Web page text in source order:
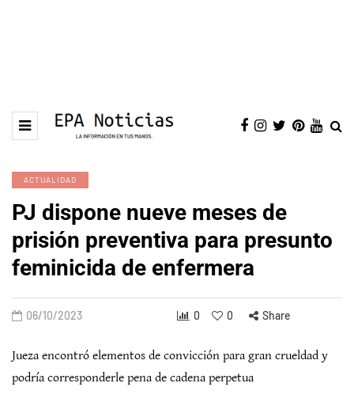
ACTUALIDAD
PJ dispone nueve meses de
prisión preventiva para presunto
feminicida de enfermera
06/10/2023 0 0 Share
Jueza encontró elementos de convicción para gran crueldad y
podría corresponderle pena de cadena perpetua